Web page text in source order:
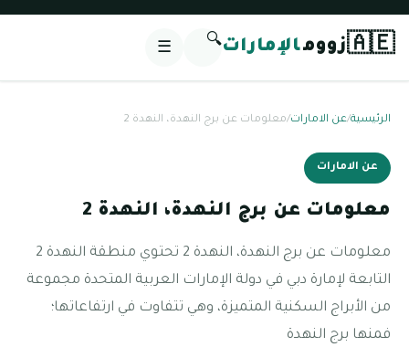
🇦🇪زوومالإمارات🔍
☰
الرئيسية/عن الامارات/معلومات عن برج النهدة، النهدة 2
عن الامارات
معلومات عن برج النهدة، النهدة 2
معلومات عن برج النهدة، النهدة 2 تحتوي منطقة النهدة 2
التابعة لإمارة دبي في دولة الإمارات العربية المتحدة مجموعة
من الأبراج السكنية المتميزة، وهي تتفاوت في ارتفاعاتها؛
فمنها برج النهدة